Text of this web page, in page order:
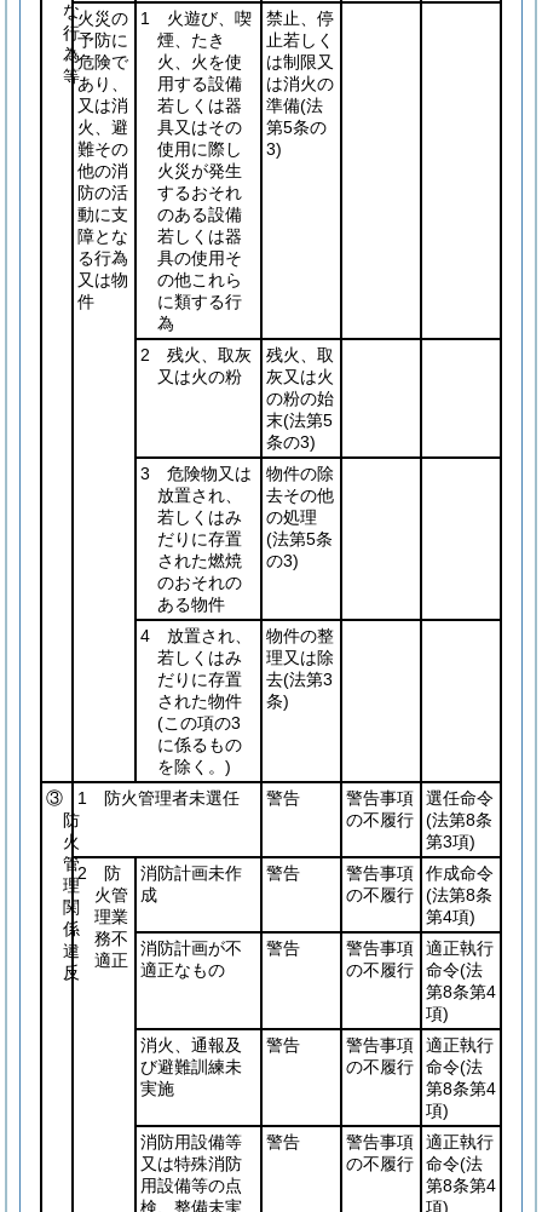
な
行
為
等
火災の
予防に
危険で
あり、
又は消
火、避
難その
他の消
防の活
動に支
障とな
る行為
又は物
件
1 火遊び、喫
煙、たき
火、火を使
用する設備
若しくは器
具又はその
使用に際し
火災が発生
するおそれ
のある設備
若しくは器
具の使用そ
の他これら
に類する行
為
禁止、停
止若しく
は制限又
は消火の
準備(法
第5条の
3)
2 残火、取灰
又は火の粉
残火、取
灰又は火
の粉の始
末(法第5
条の3)
3 危険物又は
放置され、
若しくはみ
だりに存置
された燃焼
のおそれの
ある物件
物件の除
去その他
の処理
(法第5条
の3)
4 放置され、
若しくはみ
だりに存置
された物件
(この項の3
に係るもの
を除く。)
物件の整
理又は除
去(法第3
条)
③
防
火
管
理
関
係
違
反
1 防火管理者未選任 警告
警告事項
の不履行
選任命令
(法第8条
第3項)
2 防
火管
理業
務不
適正
消防計画未作
成
警告
警告事項
の不履行
作成命令
(法第8条
第4項)
消防計画が不
適正なもの
警告
警告事項
の不履行
適正執行
命令(法
第8条第4
項)
消火、通報及
び避難訓練未
実施
警告
警告事項
の不履行
適正執行
命令(法
第8条第4
項)
消防用設備等
又は特殊消防
用設備等の点
検、整備未実
警告
警告事項
の不履行
適正執行
命令(法
第8条第4
項)